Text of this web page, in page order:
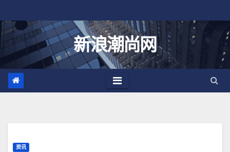
至
新浪潮尚网
资讯